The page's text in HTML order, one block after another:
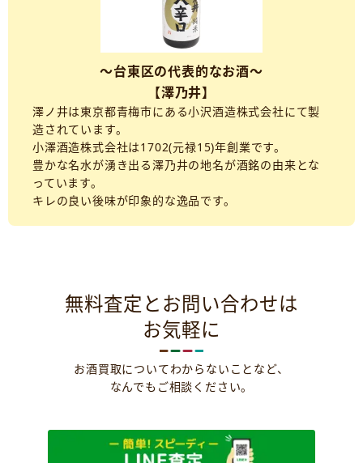
～台東区の代表的なお酒～
【澤乃井】
澤ノ井は東京都青梅市にある小沢酒造株式会社にて製
造されています。
小澤酒造株式会社は1702(元禄15)年創業です。
豊かな名水が湧き出る澤乃井の地名が酒銘の由来とな
っています。
キレの良い後味が印象的な逸品です。
無料査定とお問い合わせは
お気軽に
お酒買取についてわからないことなど、
なんでもご相談ください。